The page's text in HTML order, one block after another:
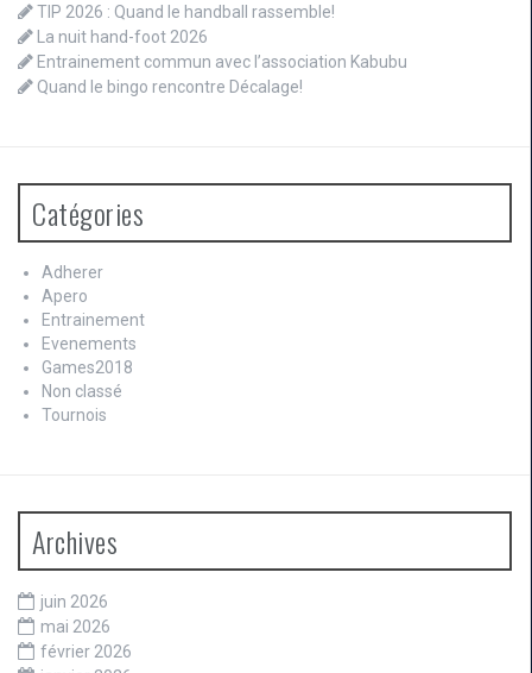
TIP 2026 : Quand le handball rassemble!
La nuit hand-foot 2026
Entrainement commun avec l’association Kabubu
Quand le bingo rencontre Décalage!
Catégories
Adherer
Apero
Entrainement
Evenements
Games2018
Non classé
Tournois
Archives
juin 2026
mai 2026
février 2026